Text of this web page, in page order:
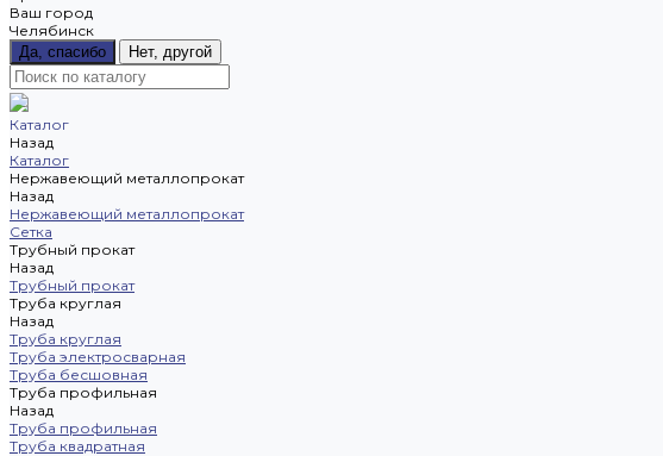
Ваш город
Челябинск
Да, спасибо
Нет, другой
Каталог
Назад
Каталог
Нержавеющий металлопрокат
Назад
Нержавеющий металлопрокат
Сетка
Трубный прокат
Назад
Трубный прокат
Труба круглая
Назад
Труба круглая
Труба электросварная
Труба бесшовная
Труба профильная
Назад
Труба профильная
Труба квадратная